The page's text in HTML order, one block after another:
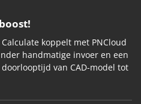
Calculate koppelt met PNCloud
handmatige invoer en een
van CAD-model tot